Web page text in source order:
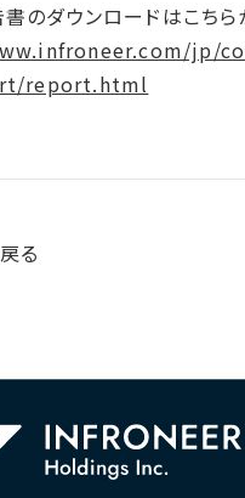
のダウンロードはこちら
jp/
report.html
る